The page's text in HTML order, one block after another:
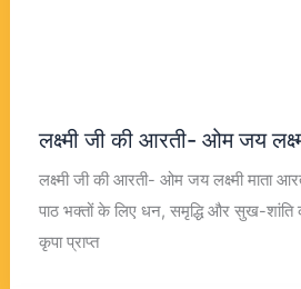
लक्ष्मी जी की आरती- ओम जय
लक्ष्मी जी की आरती- ओम जय लक्ष्मी माता
पाठ भक्तों के लिए धन, समृद्धि और सुख-शांति
कृपा प्राप्त